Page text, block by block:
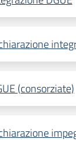
(consorziate)